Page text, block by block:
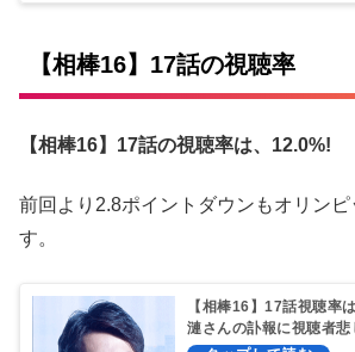
【相棒16】17話の視聴率
【相棒16】17話の視聴率は、12.0%!
前回より2.8ポイントダウンもオリン
す。
【相棒16】17話視聴率
漣さんの訃報に視聴者悲